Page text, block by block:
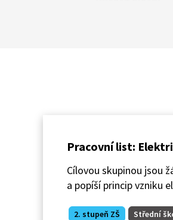
Pracovní list:
Cílovou skupinou jsou
a popíší princip vzniku
2. stupeň ZŠ Střední